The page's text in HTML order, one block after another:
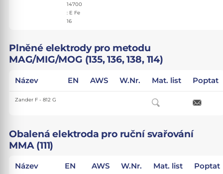
14700
: E Fe
16
Plněné elektrody pro metodu
MAG/MIG/MOG (135, 136, 138, 114)
Název EN AWS W.Nr. Mat. list Poptat
Zander F - 812 G
Obalená elektroda pro ruční svařování
MMA (111)
Název EN AWS W.Nr. Mat. list Poptat